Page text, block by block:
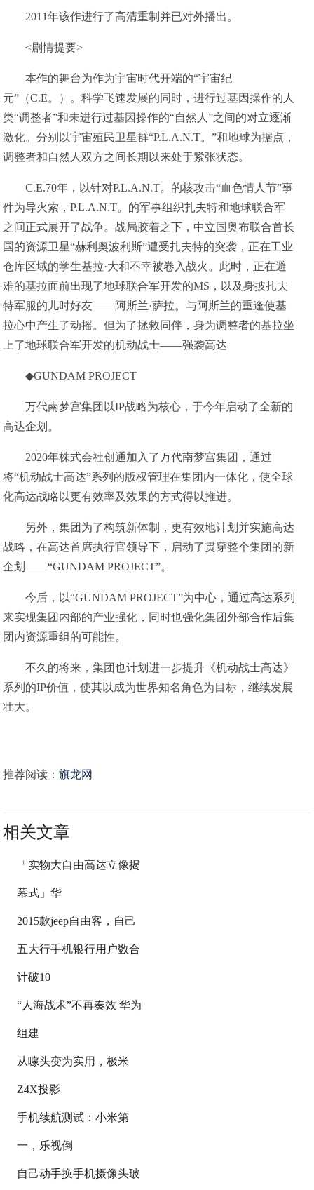
2011年该作进行了高清重制并已对外播出。
<剧情提要>
本作的舞台为作为宇宙时代开端的“宇宙纪
元”（C.E。）。科学飞速发展的同时，进行过基因操作的人
类“调整者”和未进行过基因操作的“自然人”之间的对立逐渐
激化。分别以宇宙殖民卫星群“P.L.A.N.T。”和地球为据点，
调整者和自然人双方之间长期以来处于紧张状态。
C.E.70年，以针对P.L.A.N.T。的核攻击“血色情人节”事
件为导火索，P.L.A.N.T。的军事组织扎夫特和地球联合军
之间正式展开了战争。战局胶着之下，中立国奥布联合首长
国的资源卫星“赫利奥波利斯”遭受扎夫特的突袭，正在工业
仓库区域的学生基拉·大和不幸被卷入战火。此时，正在避
难的基拉面前出现了地球联合军开发的MS，以及身披扎夫
特军服的儿时好友——阿斯兰·萨拉。与阿斯兰的重逢使基
拉心中产生了动摇。但为了拯救同伴，身为调整者的基拉坐
上了地球联合军开发的机动战士——强袭高达
◆GUNDAM PROJECT
万代南梦宫集团以IP战略为核心，于今年启动了全新的
高达企划。
2020年株式会社创通加入了万代南梦宫集团，通过
将“机动战士高达”系列的版权管理在集团内一体化，使全球
化高达战略以更有效率及效果的方式得以推进。
另外，集团为了构筑新体制，更有效地计划并实施高达
战略，在高达首席执行官领导下，启动了贯穿整个集团的新
企划——“GUNDAM PROJECT”。
今后，以“GUNDAM PROJECT”为中心，通过高达系列
来实现集团内部的产业强化，同时也强化集团外部合作后集
团内资源重组的可能性。
不久的将来，集团也计划进一步提升《机动战士高达》
系列的IP价值，使其以成为世界知名角色为目标，继续发展
壮大。
推荐阅读：旗龙网
相关文章
「实物大自由高达立像揭
幕式」华
2015款jeep自由客，自己
五大行手机银行用户数合
计破10
“人海战术”不再奏效 华为
组建
从噱头变为实用，极米
Z4X投影
手机续航测试：小米第
一，乐视倒
自己动手换手机摄像头玻